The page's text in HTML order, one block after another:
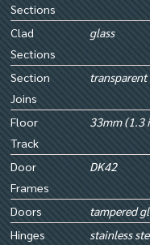
Sections
Clad
Sections
glass
Section
Joins
Floor
Track
33mm (1.3
Door
Frames
DK42
Doors
tampered
Hinges
stainless